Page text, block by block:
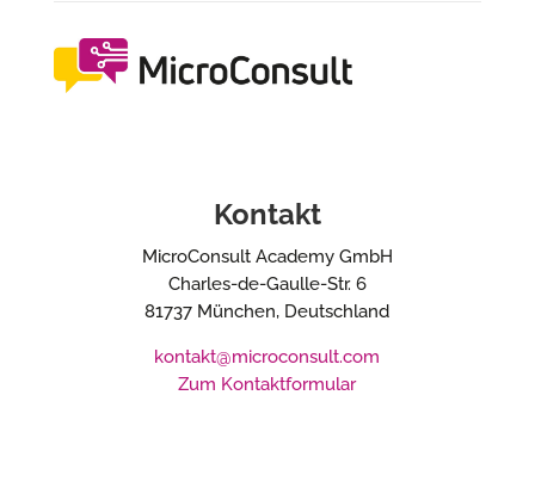
Kontakt
MicroConsult Academy GmbH
Charles-de-Gaulle-Str. 6
81737 München, Deutschland
kontakt@microconsult.com
Zum Kontaktformular